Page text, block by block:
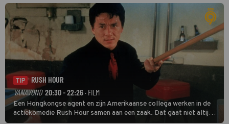
TIP
RUSH HOUR
VANAVOND 20:30 - 22:26 · FILM
Een Hongkongse agent en zijn Amerikaanse collega werken in de
actiekomedie Rush Hour samen aan een zaak. Dat gaat niet altijd
van een leien dakje.